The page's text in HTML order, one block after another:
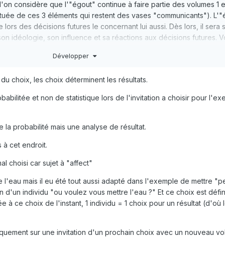
considère que l'"égout" continue à faire partie des volumes 1
de ces 3 éléments qui restent des vases "communicants").
des décisions futures le concernant lui aussi. Dès lors, il sera
idéologie, son influence et sa réactions aux décisions futures.
Développer
choix, les choix déterminent les résultats.
et non de statistique lors de l'invitation a choisir pour
probabilité mais une analyse de résultat.
à cet endroit.
choisi car sujet à "affect"
mais il eu été tout aussi adapté dans l'exemple de mettre
d'un individu "ou voulez vous mettre l'eau ?" Et ce choix est
à ce choix de l'instant, 1 individu = 1 choix pour un résultat (d'où
sur une invitation d'un prochain choix avec un nouveau